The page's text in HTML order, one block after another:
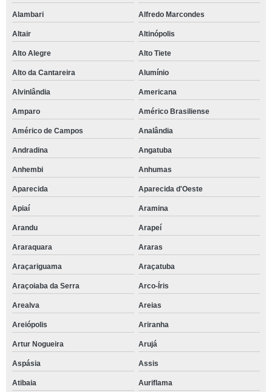
Alambari Alfredo Marcondes
Altair Altinópolis
Alto Alegre Alto Tiete
Alto da Cantareira Alumínio
Alvinlândia Americana
Amparo Américo Brasiliense
Américo de Campos Analândia
Andradina Angatuba
Anhembi Anhumas
Aparecida Aparecida d'Oeste
Apiaí Aramina
Arandu Arapeí
Araraquara Araras
Araçariguama Araçatuba
Araçoiaba da Serra Arco-Íris
Arealva Areias
Areiópolis Ariranha
Artur Nogueira Arujá
Aspásia Assis
Atibaia Auriflama